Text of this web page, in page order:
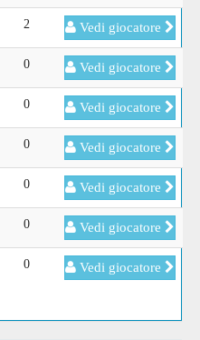
2 Vedi giocatore
0 Vedi giocatore
0 Vedi giocatore
0 Vedi giocatore
0 Vedi giocatore
0 Vedi giocatore
0 Vedi giocatore